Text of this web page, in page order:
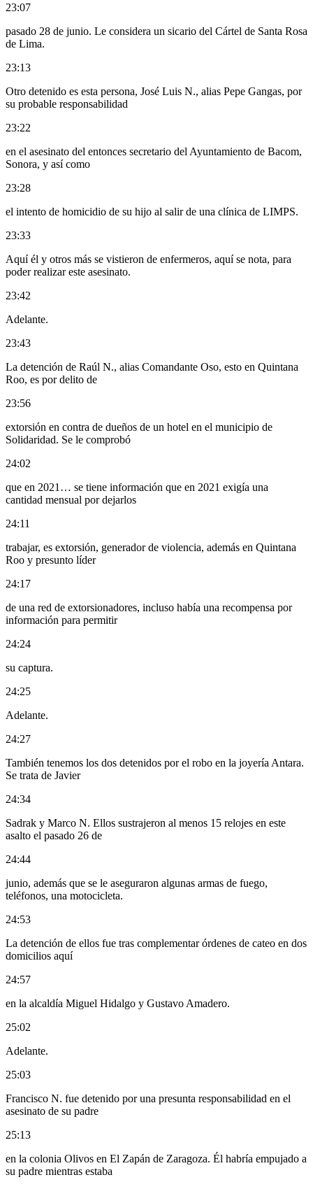
23:07
pasado 28 de junio. Le considera un sicario del Cártel de Santa Rosa
de Lima.
23:13
Otro detenido es esta persona, José Luis N., alias Pepe Gangas, por
su probable responsabilidad
23:22
en el asesinato del entonces secretario del Ayuntamiento de Bacom,
Sonora, y así como
23:28
el intento de homicidio de su hijo al salir de una clínica de LIMPS.
23:33
Aquí él y otros más se vistieron de enfermeros, aquí se nota, para
poder realizar este asesinato.
23:42
Adelante.
23:43
La detención de Raúl N., alias Comandante Oso, esto en Quintana
Roo, es por delito de
23:56
extorsión en contra de dueños de un hotel en el municipio de
Solidaridad. Se le comprobó
24:02
que en 2021… se tiene información que en 2021 exigía una
cantidad mensual por dejarlos
24:11
trabajar, es extorsión, generador de violencia, además en Quintana
Roo y presunto líder
24:17
de una red de extorsionadores, incluso había una recompensa por
información para permitir
24:24
su captura.
24:25
Adelante.
24:27
También tenemos los dos detenidos por el robo en la joyería Antara.
Se trata de Javier
24:34
Sadrak y Marco N. Ellos sustrajeron al menos 15 relojes en este
asalto el pasado 26 de
24:44
junio, además que se le aseguraron algunas armas de fuego,
teléfonos, una motocicleta.
24:53
La detención de ellos fue tras complementar órdenes de cateo en dos
domicilios aquí
24:57
en la alcaldía Miguel Hidalgo y Gustavo Amadero.
25:02
Adelante.
25:03
Francisco N. fue detenido por una presunta responsabilidad en el
asesinato de su padre
25:13
en la colonia Olivos en El Zapán de Zaragoza. Él habría empujado a
su padre mientras estaba